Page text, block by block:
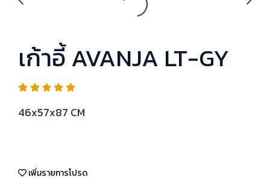
เก้าอี้ AVANJA LT-GY
46x57x87 CM
เพิ่มรายการโปรด